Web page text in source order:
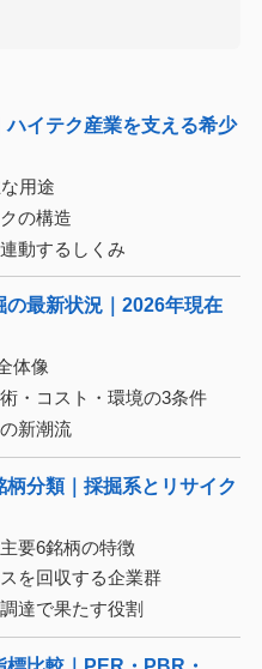
イテク産業を支える希少
用途
の構造
動するしくみ
最新状況｜2026年現在
体像
・コスト・環境の3条件
新潮流
分類｜採掘系とリサイク
要6銘柄の特徴
を回収する企業群
達で果たす役割